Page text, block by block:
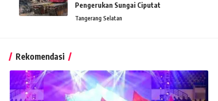
Pengerukan Sungai Ciputat
Tangerang Selatan
Rekomendasi